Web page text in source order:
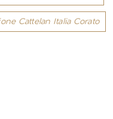
Cattelan Italia Corato